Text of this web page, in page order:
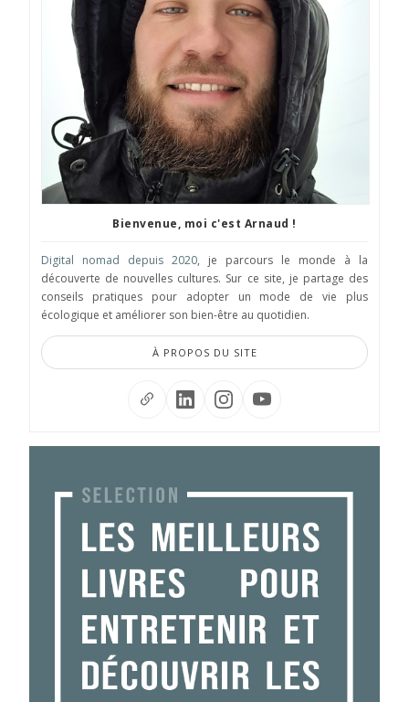
Bienvenue, moi c'est Arnaud !
Digital nomad depuis 2020, je parcours le monde à la
découverte de nouvelles cultures. Sur ce site, je partage des
conseils pratiques pour adopter un mode de vie plus
écologique et améliorer son bien-être au quotidien.
À PROPOS DU SITE